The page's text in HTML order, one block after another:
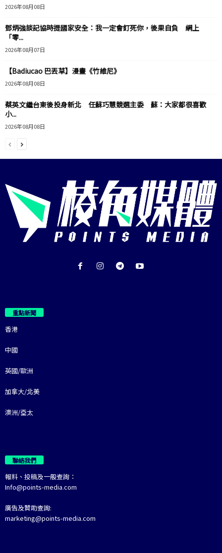
2026年08月08日
鄧炳強談記協時提國家安全：我一定會釘死你，後果自負 網上
「零...
2026年08月07日
【Badiucao 巴丟草】漫畫《竹維尼》
2026年08月08日
蔡英文繼台東後投身新北 任蘇巧慧競選主委 蘇：大家都很喜歡
小...
2026年08月08日
重點新聞
香港
中國
英國/歐洲
加拿大/北美
澳洲/亞太
聯絡我們
報料、投稿及一般查詢：
Info@points-media.com
廣告及贊助查詢:
marketing@points-media.com